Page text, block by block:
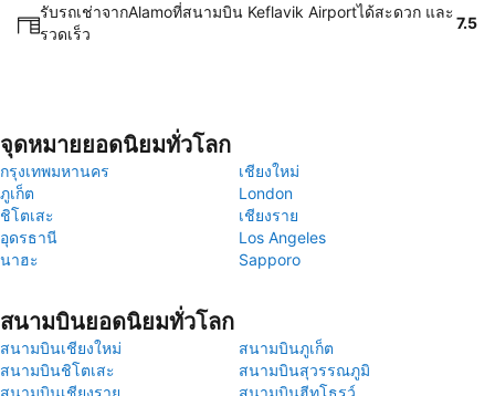
รับรถเช่าจากAlamoที่สนามบิน Keflavik Airportได้สะดวก และ
รวดเร็ว
7.5
จุดหมายยอดนิยมทั่วโลก
กรุงเทพมหานคร
เชียงใหม่
ภูเก็ต
London
ชิโตเสะ
เชียงราย
อุดรธานี
Los Angeles
นาฮะ
Sapporo
สนามบินยอดนิยมทั่วโลก
สนามบินเชียงใหม่
สนามบินภูเก็ต
สนามบินชิโตเสะ
สนามบินสุวรรณภูมิ
สนามบินเชียงราย
สนามบินฮีทโธรว์